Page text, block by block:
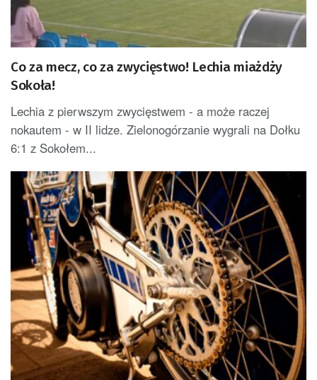
Co za mecz, co za zwycięstwo! Lechia miażdży
Sokoła!
Lechia z pierwszym zwycięstwem - a może raczej
nokautem - w II lidze. Zielonogórzanie wygrali na Dołku
6:1 z Sokołem...